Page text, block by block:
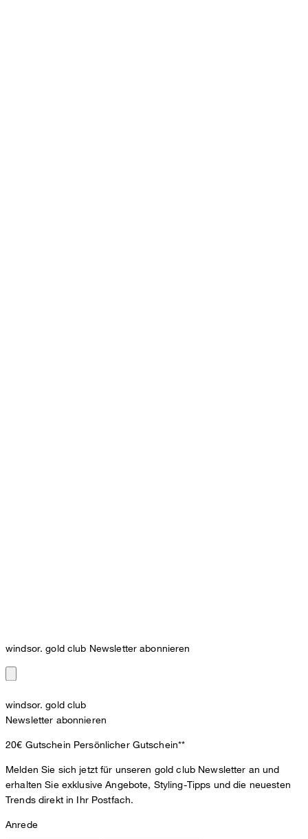
windsor. gold club Newsletter abonnieren
windsor. gold club
Newsletter abonnieren
20€ Gutschein Persönlicher Gutschein**
Melden Sie sich jetzt für unseren gold club Newsletter an und
erhalten Sie exklusive Angebote, Styling-Tipps und die neuesten
Trends direkt in Ihr Postfach.
Anrede